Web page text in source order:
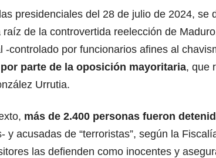
presidenciales del 28 de julio de 2024, se
raíz de la controvertida reelección de
-controlado por funcionarios afines al
parte de la oposición mayoritaria, que
Urrutia.
más de 2.400 personas fueron
y acusadas de “terroristas”, según la
las defienden como inocentes y